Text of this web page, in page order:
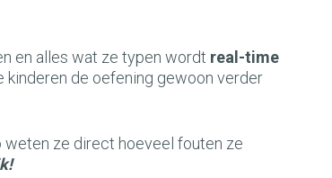
en alles wat ze typen wordt real-time
kinderen de oefening gewoon verder
weten ze direct hoeveel fouten ze